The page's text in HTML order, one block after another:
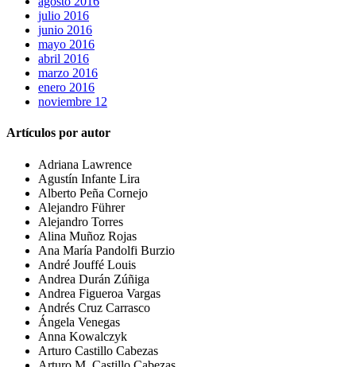
julio 2016
junio 2016
mayo 2016
abril 2016
marzo 2016
enero 2016
noviembre 12
Artículos por autor
Adriana Lawrence
Agustín Infante Lira
Alberto Peña Cornejo
Alejandro Führer
Alejandro Torres
Alina Muñoz Rojas
Ana María Pandolfi Burzio
André Jouffé Louis
Andrea Durán Zúñiga
Andrea Figueroa Vargas
Andrés Cruz Carrasco
Ángela Venegas
Anna Kowalczyk
Arturo Castillo Cabezas